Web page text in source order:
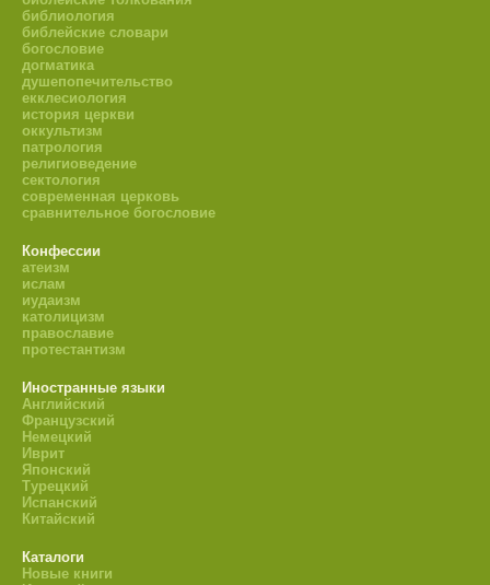
библиология
библейские словари
богословие
догматика
душепопечительство
екклесиология
история церкви
оккультизм
патрология
религиоведение
сектология
современная церковь
сравнительное богословие
Конфессии
атеизм
ислам
иудаизм
католицизм
православие
протестантизм
Иностранные языки
Английский
Французский
Немецкий
Иврит
Японский
Турецкий
Испанский
Китайский
Каталоги
Новые книги